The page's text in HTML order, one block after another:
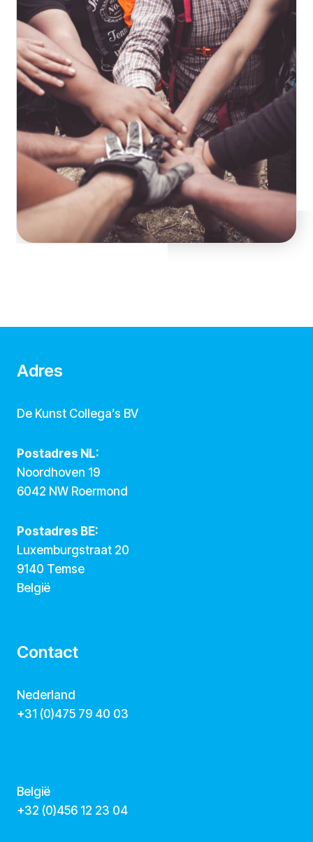
Adres
De Kunst Collega’s BV
Postadres NL:
Noordhoven 19
6042 NW Roermond
Postadres BE:
Luxemburgstraat 20
9140 Temse
België
Contact
Nederland
+31 (0)475 79 40 03
België
‭+32 (0)456 12 23 04‬